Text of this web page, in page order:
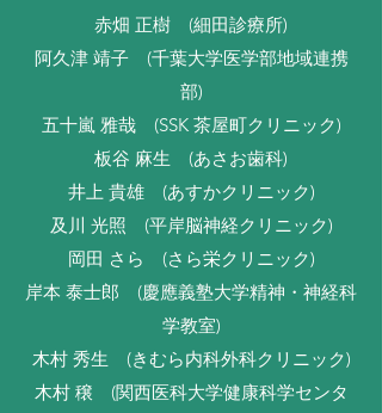
赤畑 正樹 (細田診療所)
阿久津 靖子 (千葉大学医学部地域連携
部)
五十嵐 雅哉 (SSK 茶屋町クリニック)
板谷 麻生 (あさお⻭科)
井上 貴雄 (あすかクリニック)
及川 光照 (平岸脳神経クリニック)
岡田 さら (さら栄クリニック)
岸本 泰士郎 (慶應義塾大学精神・神経科
学教室)
木村 秀生 (きむら内科外科クリニック)
木村 穣 (関⻄医科大学健康科学センタ